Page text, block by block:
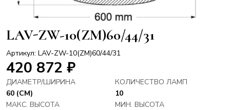
LAV-ZW-10(ZM)60/44/31
Артикул: LAV-ZW-10(ZM)60/44/31
420 872 ₽
ДИАМЕТР/ШИРИНА
60 (СМ)
КОЛИЧЕСТВО ЛАМП
10
МАКС. ВЫСОТА
МИН. ВЫСОТА